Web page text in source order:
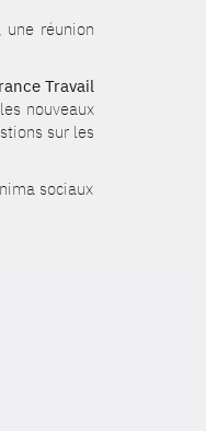
réunion
Travail
nouveaux
sur les
sociaux